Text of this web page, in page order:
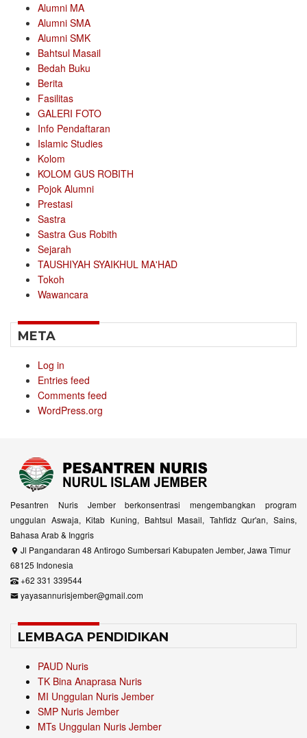
Alumni MA
Alumni SMA
Alumni SMK
Bahtsul Masail
Bedah Buku
Berita
Fasilitas
GALERI FOTO
Info Pendaftaran
Islamic Studies
Kolom
KOLOM GUS ROBITH
Pojok Alumni
Prestasi
Sastra
Sastra Gus Robith
Sejarah
TAUSHIYAH SYAIKHUL MA'HAD
Tokoh
Wawancara
META
Log in
Entries feed
Comments feed
WordPress.org
Pesantren Nuris Jember berkonsentrasi mengembangkan program
unggulan Aswaja, Kitab Kuning, Bahtsul Masail, Tahfidz Qur'an, Sains,
Bahasa Arab & Inggris
Jl Pangandaran 48 Antirogo Sumbersari Kabupaten Jember, Jawa Timur
68125 Indonesia
+62 331 339544
yayasannurisjember@gmail.com
LEMBAGA PENDIDIKAN
PAUD Nuris
TK Bina Anaprasa Nuris
MI Unggulan Nuris Jember
SMP Nuris Jember
MTs Unggulan Nuris Jember